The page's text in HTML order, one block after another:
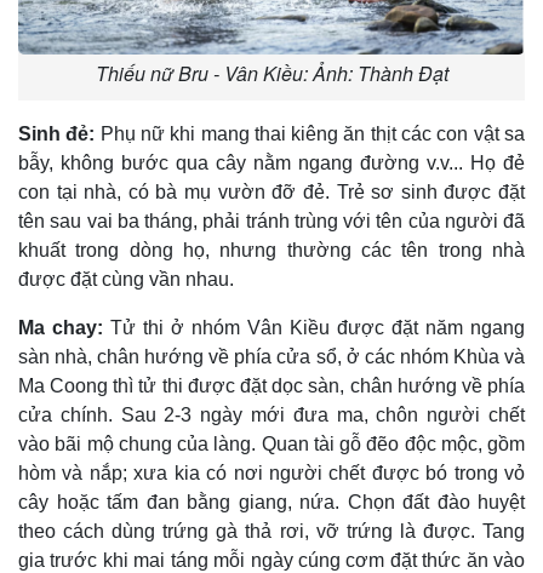
Thiếu nữ Bru - Vân Kiều: Ảnh: Thành Đạt
Sinh đẻ: Phụ nữ khi mang thai kiêng ăn thịt các con vật sa
bẫy, không bước qua cây nằm ngang đường v.v... Họ đẻ
con tại nhà, có bà mụ vườn đỡ đẻ. Trẻ sơ sinh được đặt
tên sau vai ba tháng, phải tránh trùng với tên của người đã
khuất trong dòng họ, nhưng thường các tên trong nhà
được đặt cùng vần nhau.
Ma chay: Tử thi ở nhóm Vân Kiều được đặt năm ngang
sàn nhà, chân hướng về phía cửa sổ, ở các nhóm Khùa và
Ma Coong thì tử thi được đặt dọc sàn, chân hướng về phía
cửa chính. Sau 2-3 ngày mới đưa ma, chôn người chết
vào bãi mộ chung của làng. Quan tài gỗ đẽo độc mộc, gồm
hòm và nắp; xưa kia có nơi người chết được bó trong vỏ
cây hoặc tấm đan bằng giang, nứa. Chọn đất đào huyệt
theo cách dùng trứng gà thả rơi, vỡ trứng là được. Tang
gia trước khi mai táng mỗi ngày cúng cơm đặt thức ăn vào